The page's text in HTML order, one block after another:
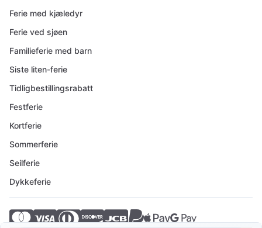
Ferie med kjæledyr
Ferie ved sjøen
Familieferie med barn
Siste liten-ferie
Tidligbestillingsrabatt
Festferie
Kortferie
Sommerferie
Seilferie
Dykkeferie